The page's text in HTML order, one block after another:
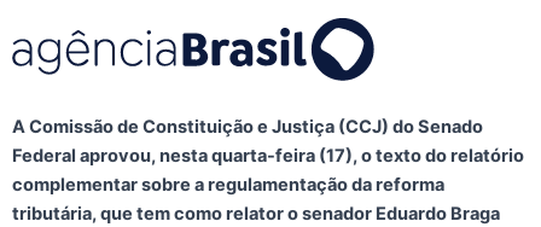
A Comissão de Constituição e Justiça (CCJ) do Senado
Federal aprovou, nesta quarta-feira (17), o texto do relatório
complementar sobre a regulamentação da reforma
tributária, que tem como relator o senador Eduardo Braga